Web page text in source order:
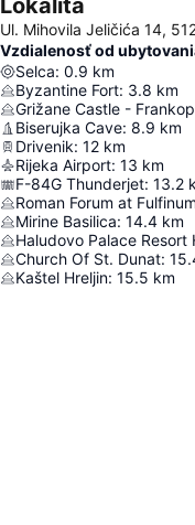
Lokalita
Ul. Mihovila Jeličića 14,
Vzdialenosť od
Selca: 0.9 km
Byzantine Fort: 3.8 km
Grižane Castle -
Biserujka Cave: 8.9 km
Drivenik: 12 km
Rijeka Airport: 13 km
F-84G Thunderjet: 13.2
Roman Forum at
Mirine Basilica: 14.4 km
Haludovo Palace Resort
Church Of St. Dunat:
Kaštel Hreljin: 15.5 km